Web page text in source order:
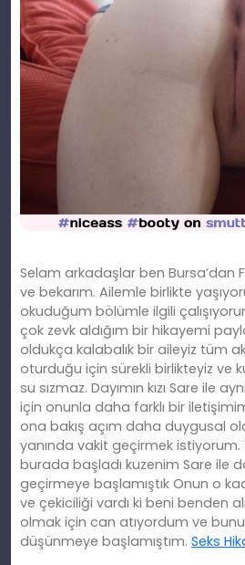
Selam arkadaşlar ben Bursa’dan
ve bekarım. Ailemle birlikte
okuduğum bölümle ilgili
çok zevk aldığım bir hikayemi
oldukça kalabalık bir aileyiz tüm
oturduğu için sürekli birlikteyiz ve
su sızmaz. Dayımın kızı Sare ile
için onunla daha farklı bir
ona bakış açım daha duygusal
yanında vakit geçirmek
burada başladı kuzenim Sare ile
geçirmeye başlamıştık Onun o
ve çekiciliği vardı ki beni benden
olmak için can atıyordum ve
düşünmeye başlamıştım. Seks